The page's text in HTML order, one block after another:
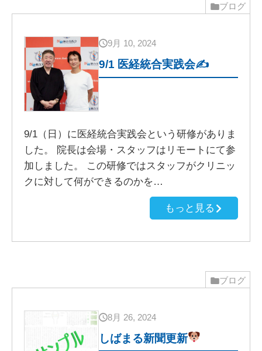
ブログ
9月 10, 2024
9/1 医経統合実践会✍
9/1（日）に医経統合実践会という研修がありま
した。 院長は会場・スタッフはリモートにて参
加しました。 この研修ではスタッフがクリニッ
クに対して何ができるのかを…
もっと見る
ブログ
8月 26, 2024
しばまる新聞更新